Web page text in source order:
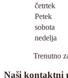
četrtek
Petek
sobota
nedelja
Trenutno
Naši kontaktni